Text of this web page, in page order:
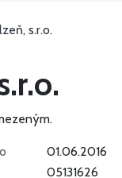
s.r.o.
01.06.2016
05131626